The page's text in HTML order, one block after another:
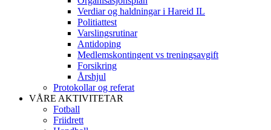
Verdiar og haldningar i Hareid IL
Politiattest
Varslingsrutinar
Antidoping
Medlemskontingent vs treningsavgift
Forsikring
Årshjul
Protokollar og referat
VÅRE AKTIVITETAR
Fotball
Friidrett